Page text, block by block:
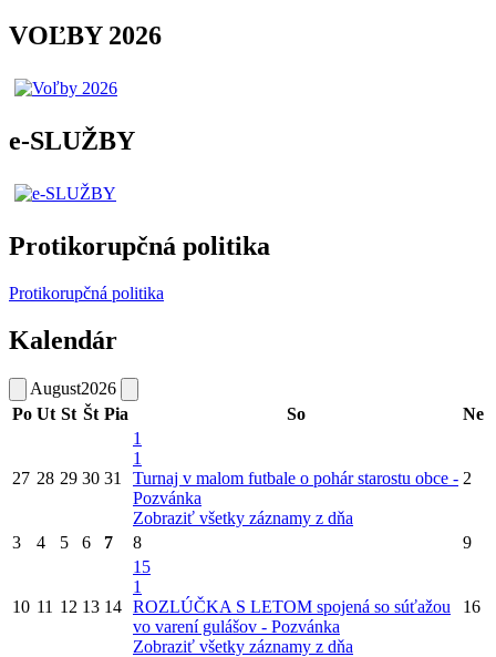
VOĽBY 2026
e-SLUŽBY
Protikorupčná politika
Protikorupčná politika
Kalendár
August2026
Po Ut St Št Pia So Ne
27 28 29 30 31
1
1
Turnaj v malom futbale o pohár starostu obce -
Pozvánka
Zobraziť všetky záznamy z dňa
2
3 4 5 6 7 8 9
10 11 12 13 14
15
1
ROZLÚČKA S LETOM spojená so súťažou
vo varení gulášov - Pozvánka
Zobraziť všetky záznamy z dňa
16